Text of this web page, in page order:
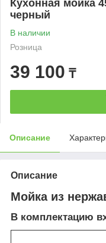
Кухонная мойка
черный
В наличии
Розница
39 100 ₸
Описание
Описание
Мойка из
В комплектацию